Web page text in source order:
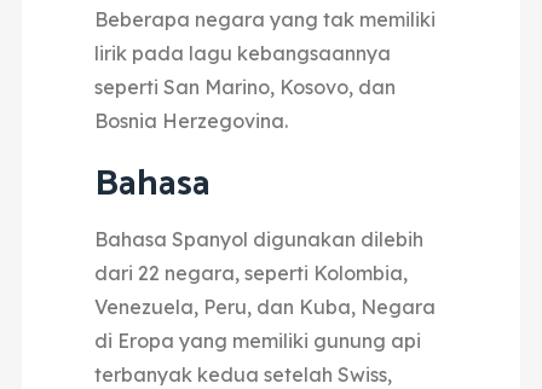
Beberapa negara yang tak memiliki
lirik pada lagu kebangsaannya
seperti San Marino, Kosovo, dan
Bosnia Herzegovina.
Bahasa
Bahasa Spanyol digunakan dilebih
dari 22 negara, seperti Kolombia,
Venezuela, Peru, dan Kuba, Negara
di Eropa yang memiliki gunung api
terbanyak kedua setelah Swiss,